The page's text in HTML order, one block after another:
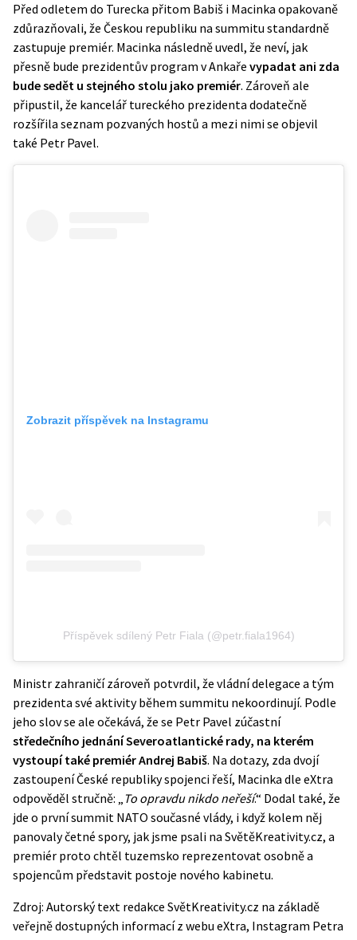
Před odletem do Turecka přitom Babiš i Macinka opakovaně
zdůrazňovali, že Českou republiku na summitu standardně
zastupuje premiér. Macinka následně uvedl, že neví, jak
přesně bude prezidentův program v Ankaře vypadat ani zda
bude sedět u stejného stolu jako premiér. Zároveň ale
připustil, že kancelář tureckého prezidenta dodatečně
rozšířila seznam pozvaných hostů a mezi nimi se objevil
také Petr Pavel.
Zobrazit příspěvek na Instagramu
Příspěvek sdílený Petr Fiala (@petr.fiala1964)
Ministr zahraničí zároveň potvrdil, že vládní delegace a tým
prezidenta své aktivity během summitu nekoordinují. Podle
jeho slov se ale očekává, že se Petr Pavel zúčastní
středečního jednání Severoatlantické rady, na kterém
vystoupí také premiér Andrej Babiš. Na dotazy, zda dvojí
zastoupení České republiky spojenci řeší, Macinka dle eXtra
odpověděl stručně: „ To opravdu nikdo neřeší.“ Dodal také, že
jde o prvnísummit NATO současné vlády, i když kolem něj
panovaly četné spory, jak jsme psali na SvětěKreativity.cz, a
premiér proto chtěl tuzemsko reprezentovat osobně a
spojencům představit postoje nového kabinetu.
Zdroj: Autorský text redakce SvětKreativity.cz na základě
veřejně dostupných informací z webu eXtra, Instagram Petra